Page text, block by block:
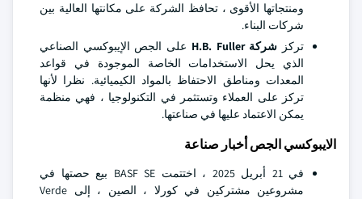
ومنتجاتها الأقوى ، تحافظ الشركة على مكانتها العالية بين
شركات البناء.
تركز شركة H.B. Fuller
على الجص الإيبوكسي الصناعي
الذي يحل الاستخدامات الخاصة الموجودة في قواعد
المعدات ومناطق الاحتفاظ بالمواد الكيميائية. نظرا لأنها
تركز على العملاء وتستثمر في التكنولوجيا ، فهي منظمة
يمكن الاعتماد عليها في صناعتها.
الايبوكسي الجص أخبار صناعة
في 21 أبريل 2025 ، اختتمت BASF SE بيع حصتها في
مشروعين مشتركين في كورلا ، الصين ، إلى Verde